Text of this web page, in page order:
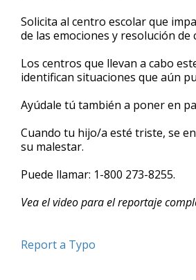
Solicita al centro escolar que
de las emociones y resolución de
Los centros que llevan a cabo
identifican situaciones que aún
Ayúdale tú también a poner en
Cuando tu hijo/a esté triste, se
su malestar.
Puede llamar: 1-800 273-8255.
Vea el video para el reportaje
Report a Typo